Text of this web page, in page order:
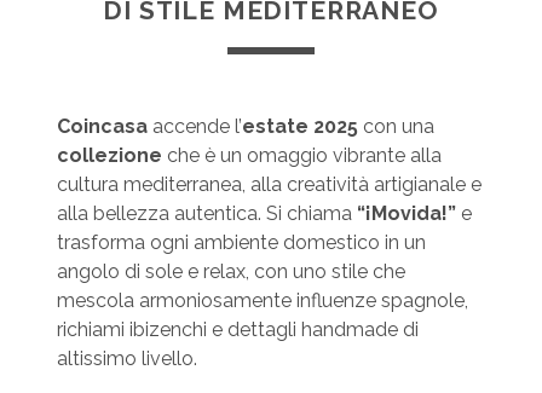
DI STILE MEDITERRANEO
Coincasaaccende l’estate 2025con una
collezione che è un omaggio vibrante alla
cultura mediterranea, alla creatività artigianale e
alla bellezza autentica. Si chiama “¡Movida!”e
trasforma ogni ambiente domestico in un
angolo di sole e relax, con uno stile che
mescola armoniosamente influenze spagnole,
richiami ibizenchi e dettagli handmade di
altissimo livello.